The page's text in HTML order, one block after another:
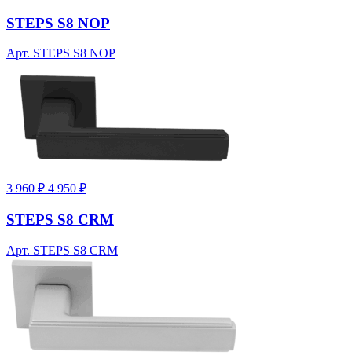
STEPS S8 NOP
Арт. STEPS S8 NOP
3 960 ₽ 4 950 ₽
STEPS S8 CRM
Арт. STEPS S8 CRM